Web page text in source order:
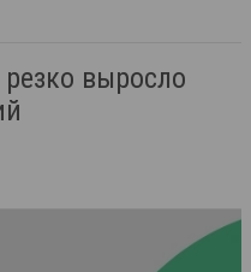
выросло